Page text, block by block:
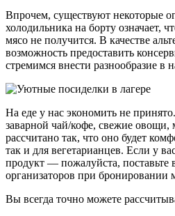
Впрочем, существуют некоторые
холодильника на борту означает,
мясо не получится. В качестве
возможность предоставить
стремимся внести разнообразие в
На еде у нас экономить не
заварной чай/кофе, свежие
рассчитано так, что оно будет
так и для вегетарианцев. Если у
продукт — пожалуйста, поставьте
организаторов при бронировании
Вы всегда точно можете